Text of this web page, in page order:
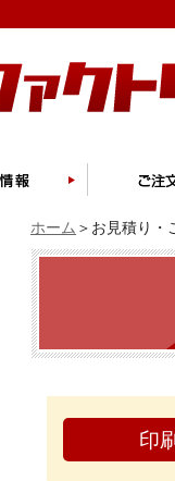
ホーム ＞お見積り・
印